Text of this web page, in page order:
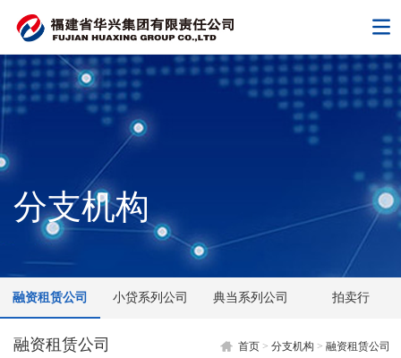
分支机构
融资租赁公司 小贷系列公司 典当系列公司 拍卖行
融资租赁公司 首页 >分支机构 >融资租赁公司